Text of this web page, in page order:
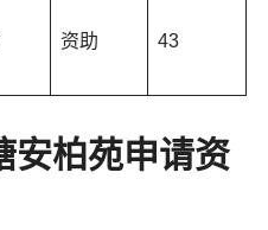
资助 43
安柏苑申请资